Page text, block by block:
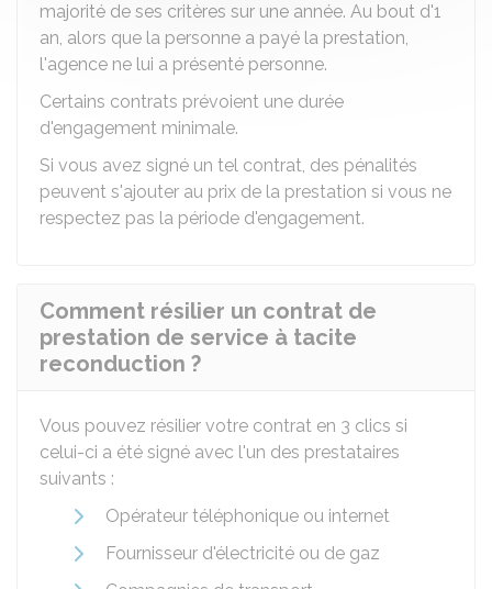
majorité de ses critères sur une année. Au bout d'1
an, alors que la personne a payé la prestation,
l'agence ne lui a présenté personne.
Certains contrats prévoient une durée
d'engagement minimale.
Si vous avez signé un tel contrat, des pénalités
peuvent s'ajouter au prix de la prestation si vous ne
respectez pas la période d'engagement.
Comment résilier un contrat de
prestation de service à tacite
reconduction ?
Vous pouvez résilier votre contrat en 3 clics si
celui-ci a été signé avec l'un des prestataires
suivants :
Opérateur téléphonique ou internet
Fournisseur d'électricité ou de gaz